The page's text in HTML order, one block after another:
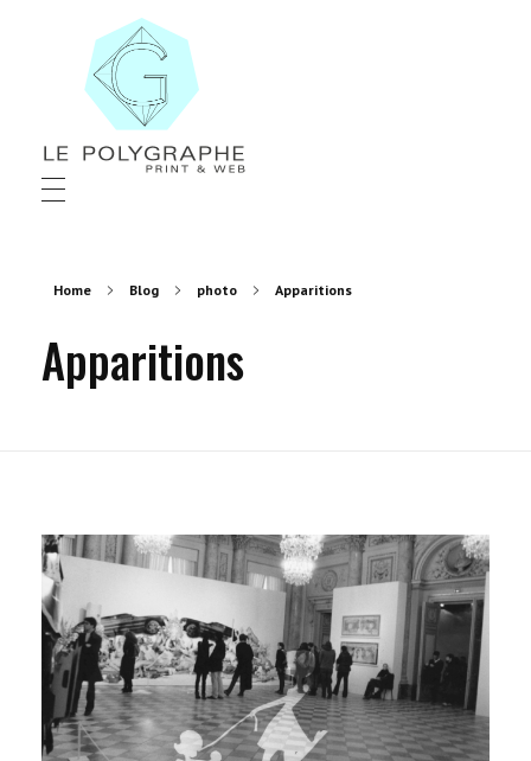
Le Polygraphe
Print & Web
Home Blog photo Apparitions
Apparitions